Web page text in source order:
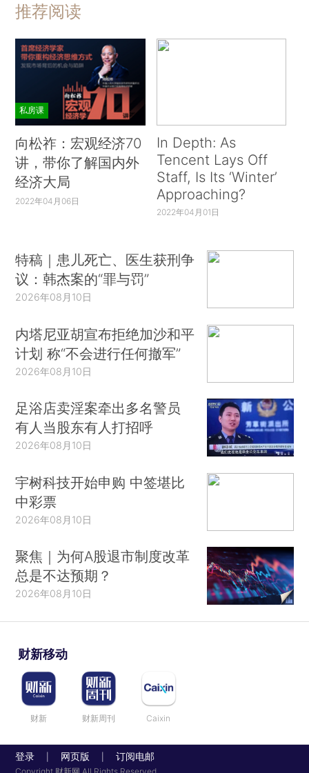
推荐阅读
私房课
向松祚：宏观经济70
讲，带你了解国内外
经济大局
2022年04月06日
In Depth: As
Tencent Lays Off
Staff, Is Its ‘Winter’
Approaching?
2022年04月01日
特稿｜患儿死亡、医生获刑争
议：韩杰案的“罪与罚”
2026年08月10日
内塔尼亚胡宣布拒绝加沙和平
计划 称“不会进行任何撤军”
2026年08月10日
足浴店卖淫案牵出多名警员
有人当股东有人打招呼
2026年08月10日
宇树科技开始申购 中签堪比
中彩票
2026年08月10日
聚焦｜为何A股退市制度改革
总是不达预期？
2026年08月10日
财新移动
财新 财新周刊 Caixin
登录 网页版 订阅电邮